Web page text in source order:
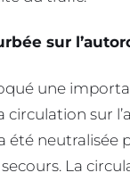
sur
une
sur
été neutralisée
La